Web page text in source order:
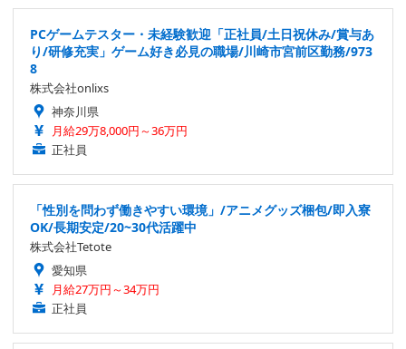
PCゲームテスター・未経験歓迎「正社員/土日祝休み/賞与あ
り/研修充実」ゲーム好き必見の職場/川崎市宮前区勤務/973
8
株式会社onlixs
神奈川県
月給29万8,000円～36万円
正社員
「性別を問わず働きやすい環境」/アニメグッズ梱包/即入寮
OK/長期安定/20~30代活躍中
株式会社Tetote
愛知県
月給27万円～34万円
正社員